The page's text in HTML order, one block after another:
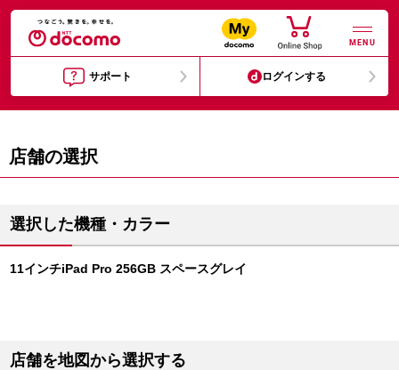
MENU
サポート ログインする
店舗の選択
選択した機種・カラー
11インチiPad Pro 256GB スペースグレイ
店舗を地図から選択する